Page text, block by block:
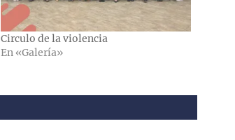
Circulo de la violencia
En «Galería»